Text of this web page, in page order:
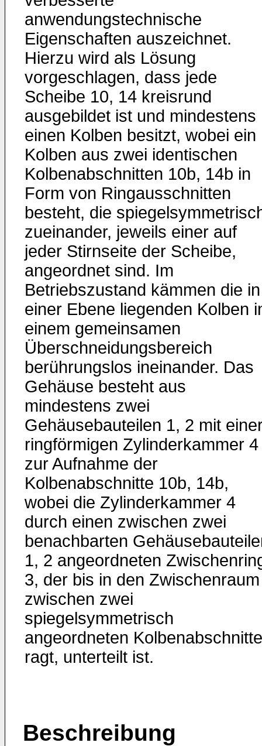
anwendungstechnische
Eigenschaften auszeichnet.
Hierzu wird als Lösung
vorgeschlagen, dass jede
Scheibe 10, 14 kreisrund
ausgebildet ist und mindestens
einen Kolben besitzt, wobei ein
Kolben aus zwei identischen
Kolbenabschnitten 10b, 14b in
Form von Ringausschnitten
besteht, die
zueinander, jeweils einer auf
jeder Stirnseite der Scheibe,
angeordnet sind. Im
Betriebszustand kämmen die in
einer Ebene liegenden Kolben
einem gemeinsamen
Überschneidungsbereich
berührungslos ineinander. Das
Gehäuse besteht aus
mindestens zwei
Gehäusebauteilen 1, 2 mit
ringförmigen Zylinderkammer 4
zur Aufnahme der
Kolbenabschnitte 10b, 14b,
wobei die Zylinderkammer 4
durch einen zwischen zwei
benachbarten
1, 2 angeordneten
3, der bis in den Zwischenraum
zwischen zwei
spiegelsymmetrisch
angeordneten
ragt, unterteilt ist.
Beschreibung